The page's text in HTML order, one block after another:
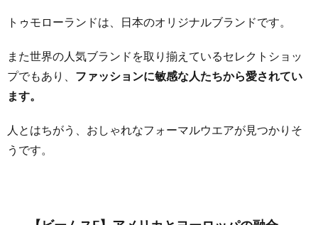
トゥモローランドは、日本のオリジナルブランドです。
また世界の人気ブランドを取り揃えているセレクトショッ
プでもあり、 ファッションに敏感な人たちから愛されてい
ます。
人とはちがう、おしゃれなフォーマルウエアが見つかりそ
うです。